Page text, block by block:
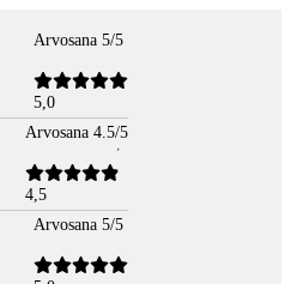
Arvosana 5/5
5,0
Arvosana 4.5/5
4,5
Arvosana 5/5